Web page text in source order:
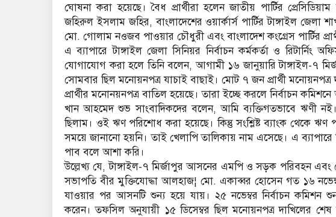
ঘোষনা করা হয়েছে। বৈধ প্রার্থীরা হলেন জাতীয় পার্টির
জহিরুল ইসলাম জহির, বাংলাদেশের ওয়ার্কার্স পার্টির টাঙ্গাইল জেলা
মো. গোলাম নওজব পাওয়ার চৌধুরী এবং বাংলাদেশ কংগ্রেস পার্টির
এ ব্যাপারে টাঙ্গাইল জেলা সিনিয়র নির্বাচন কর্মকর্তা ও
যোগাযোগ করা হলে তিনি বলেন, আগামী ১৬ জানুয়ারি টাঙ্গাইল-৭
সোমবার ছিল মনোয়নপত্র যাচাই বাছাই। মোট ৭ জন প্রার্থী মনোয়নপত্র
প্রার্থীর মনোনয়নপত্র বাতিল হয়েছে। তারা ইচ্ছে করলে নির্বাচন
খান আহমেদ শুভ সাংবাদিকদের বলেন, আমি ব্যক্তিগতভাবে ঋণী
ছিলাম। ওই ঋণ পরিশোধ করা হয়েছে। কিন্তু সংশ্লিষ্ট ব্যাংক থেকে ঋণ
সময়ে জানানো হয়নি। তাই খেলাপি তালিকায় নাম এসেছে। এ ব্যাপারে
পাব বলে আশা করি।
উল্লেখ্য যে, টাঙ্গাইল-৭ মির্জাপুর আসনের এমপি ও সড়ক পরিবহন এবং
সভাপতি বীর মুক্তিযোদ্ধা আলহাজ¦ মো. একাব্বর হোসেন গত ১৬
যাওয়ার পর আসনটি শুন্য হয়ে যায়। ২৫ নভেম্বর নির্বাচন কমিশন
করেন। তফসিল অনুযায়ী ১৫ ডিসেম্বর ছিল মনোয়নপত্র দাখিলের